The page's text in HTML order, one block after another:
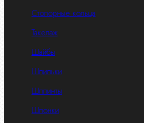
Стопорные кольца
Такелаж
Шайбы
Шпильки
Шплинты
Шпонки